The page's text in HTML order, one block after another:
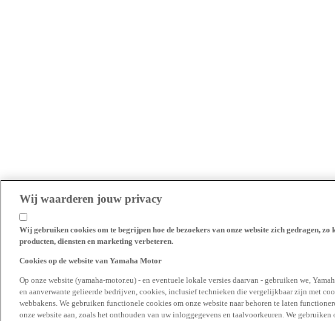
Wij waarderen jouw privacy
Wij gebruiken cookies om te begrijpen hoe de bezoekers van onze website zich gedragen, zo
producten, diensten en marketing verbeteren.
Cookies op de website van Yamaha Motor
Op onze website (yamaha-motor.eu) - en eventuele lokale versies daarvan - gebruiken we,
en aanverwante gelieerde bedrijven, cookies, inclusief technieken die vergelijkbaar zijn met
webbakens. We gebruiken functionele cookies om onze website naar behoren te laten
onze website aan, zoals het onthouden van uw inloggegevens en taalvoorkeuren. We